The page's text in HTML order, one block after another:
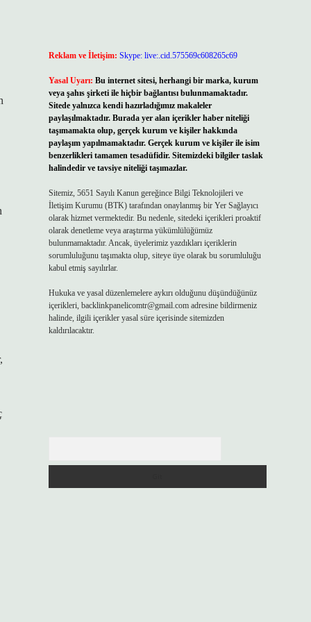
Reklam ve İletişim: Skype: live:.cid.575569c608265c69
Yasal Uyarı: Bu internet sitesi, herhangi bir marka, kurum
veya şahıs şirketi ile hiçbir bağlantısı bulunmamaktadır.
Sitede yalnızca kendi hazırladığımız makaleler
paylaşılmaktadır. Burada yer alan içerikler haber niteliği
taşımamakta olup, gerçek kurum ve kişiler hakkında
paylaşım yapılmamaktadır. Gerçek kurum ve kişiler ile isim
benzerlikleri tamamen tesadüfidir. Sitemizdeki bilgiler taslak
halindedir ve tavsiye niteliği taşımazlar.
Sitemiz, 5651 Sayılı Kanun gereğince Bilgi Teknolojileri ve
İletişim Kurumu (BTK) tarafından onaylanmış bir Yer Sağlayıcı
olarak hizmet vermektedir. Bu nedenle, sitedeki içerikleri proaktif
olarak denetleme veya araştırma yükümlülüğümüz
bulunmamaktadır. Ancak, üyelerimiz yazdıkları içeriklerin
sorumluluğunu taşımakta olup, siteye üye olarak bu sorumluluğu
kabul etmiş sayılırlar.
Hukuka ve yasal düzenlemelere aykırı olduğunu düşündüğünüz
içerikleri, backlinkpanelicomtr@gmail.comadresine bildirmeniz
halinde, ilgili içerikler yasal süre içerisinde sitemizden
kaldırılacaktır.